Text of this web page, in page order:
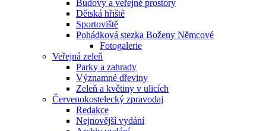
Budovy a veřejné prostory
Dětská hřiště
Sportoviště
Pohádková stezka Boženy Němcové
Fotogalerie
Veřejná zeleň
Parky a zahrady
Významné dřeviny
Zeleň a květiny v ulicích
Červenokostelecký zpravodaj
Redakce
Nejnovější vydání